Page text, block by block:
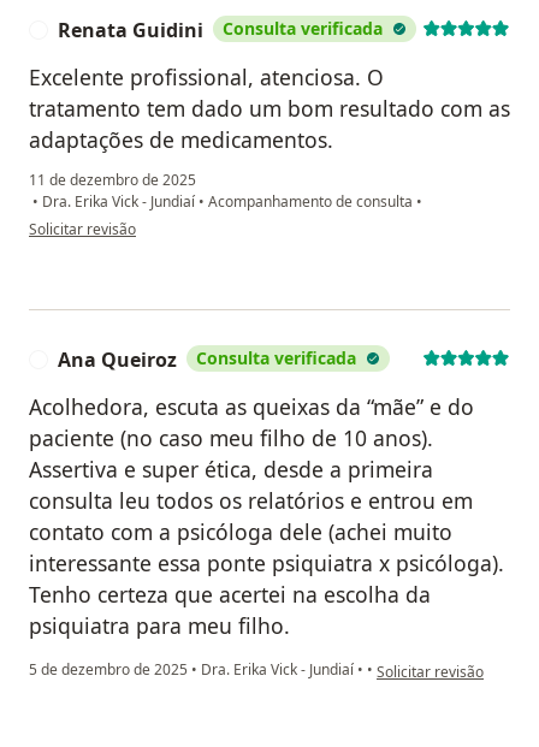
Renata Guidini Consulta verificada
Excelente profissional, atenciosa. O
tratamento tem dado um bom resultado com as
adaptações de medicamentos.
11 de dezembro de 2025
• Dra. Erika Vick - Jundiaí • Acompanhamento de consulta •
na opinião do utilizador Renata Guidini
Solicitar revisão
Ana Queiroz Consulta verificada
Acolhedora, escuta as queixas da “mãe” e do
paciente (no caso meu filho de 10 anos).
Assertiva e super ética, desde a primeira
consulta leu todos os relatórios e entrou em
contato com a psicóloga dele (achei muito
interessante essa ponte psiquiatra x psicóloga).
Tenho certeza que acertei na escolha da
psiquiatra para meu filho.
5 de dezembro de 2025 • Dra. Erika Vick - Jundiaí • • na opinião do utilizador
Solicitar revisão